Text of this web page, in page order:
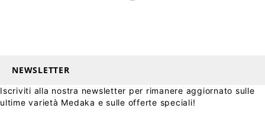
NEWSLETTER
Iscriviti alla nostra newsletter per rimanere aggiornato sulle
ultime varietà Medaka e sulle offerte speciali!